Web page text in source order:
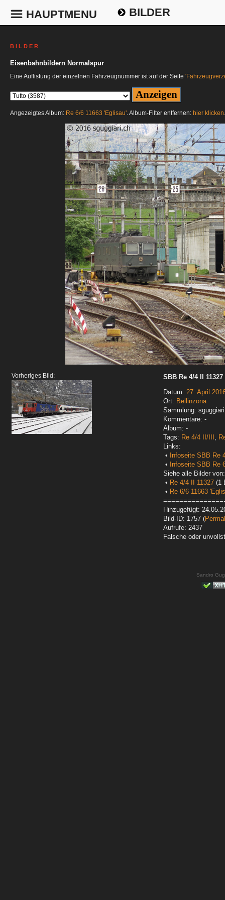
HAUPTMENU BILDER
B I L D E R
Eisenbahnbildern Normalspur
Eine Auflistung der einzelnen Fahrzeugnummer ist auf der Seite
Angezeigtes Album: Re 6/6 11663 'Eglisau'. Album-Filter entfernen: hier klicken.
Vorheriges Bild:
SBB Re 4/4 II
Datum: 27. April
Ort: Bellinzona
Sammlung:
Kommentare: -
Album: -
Tags: Re 4/4 II/III ,
Links:
•
Infoseite SBB Re
•
Infoseite SBB Re
Siehe alle Bilder von:
• Re 4/4 II 11327 (1
• Re 6/6 11663
Hinzugefügt:
Bild-ID: 1757 (
Aufrufe: 2437
Falsche oder
Sandro